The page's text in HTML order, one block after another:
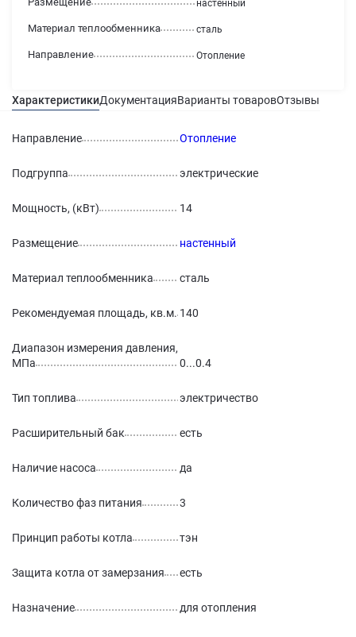
Направление Отопление
настенный
Материал теплообменника сталь
ХарактеристикиДокументацияВарианты товаровОтзывы
Направление Отопление
Подгруппа электрические
Мощность, (кВт) 14
Размещение настенный
Материал теплообменника сталь
Рекомендуемая площадь, кв.м. 140
Диапазон измерения давления,
МПа
0...0.4
Тип топлива электричество
Расширительный бак есть
Наличие насоса да
Количество фаз питания 3
Принцип работы котла тэн
Защита котла от замерзания есть
Назначение для отопления